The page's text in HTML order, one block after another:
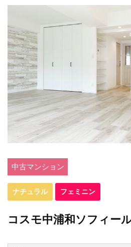
中古マンション
ナチュラル フェミニン
コスモ中浦和ソフィー